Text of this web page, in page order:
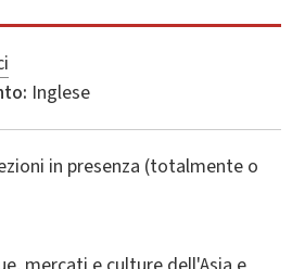
Inglese
in presenza (totalmente o